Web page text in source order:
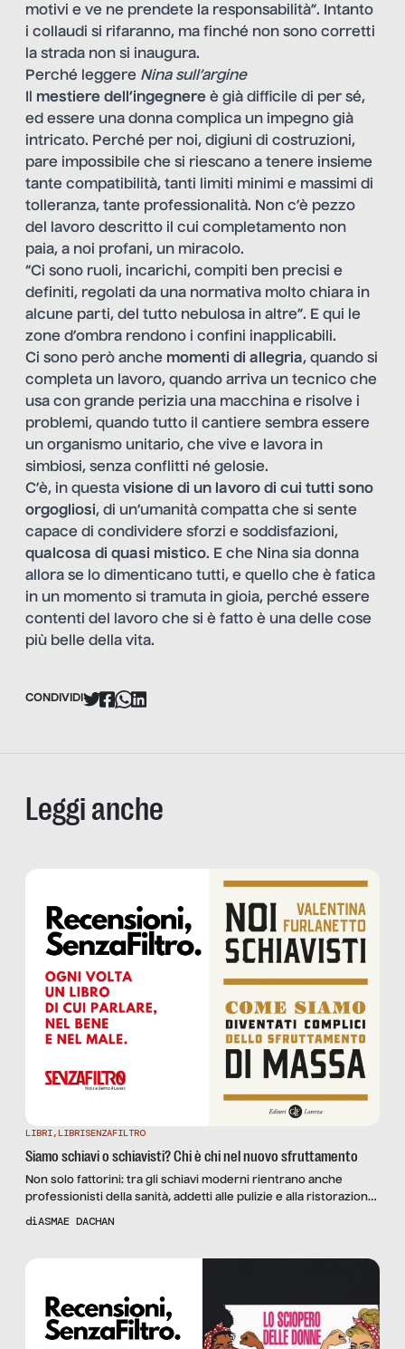
motivi e ve ne prendete la responsabilità”. Intanto
i collaudi si rifaranno, ma finché non sono corretti
la strada non si inaugura.
Perché leggere Nina sull’argine
mestiere dell’ingegnere è già difficile di per sé,
ed essere una donna complica un impegno già
intricato. Perché per noi, digiuni di costruzioni,
pare impossibile che si riescano a tenere insieme
tante compatibilità, tanti limiti minimi e massimi di
tolleranza, tante professionalità. Non c’è pezzo
del lavoro descritto il cui completamento non
paia, a noi profani, un miracolo.
“Ci sono ruoli, incarichi, compiti ben precisi e
definiti, regolati da una normativa molto chiara in
alcune parti, del tutto nebulosa in altre”. E qui le
zone d’ombra rendono i confini inapplicabili.
Ci sono però anche momenti di allegria, quando si
completa un lavoro, quando arriva un tecnico che
usa con grande perizia una macchina e risolve i
problemi, quando tutto il cantiere sembra essere
un organismo unitario, che vive e lavora in
simbiosi, senza conflitti né gelosie.
C’è, in questa visione di un lavoro di cui tutti sono
orgogliosi, di un’umanità compatta che si sente
capace di condividere sforzi e soddisfazioni,
qualcosa di quasi mistico. E che Nina sia donna
allora se lo dimenticano tutti, e quello che è fatica
in un momento si tramuta in gioia, perché essere
contenti del lavoro che si è fatto è una delle cose
più belle della vita.
CONDIVIDI
Leggi anche
LIBRI,LIBRISENZAFILTRO
Siamo schiavi o schiavisti? Chi è chi nel nuovo sfruttamento
Non solo fattorini: tra gli schiavi moderni rientrano anche
professionisti della sanità, addetti alle pulizie e alla ristorazione.
E la lista continua. Vediamo perché in “Noi schiavisti”, di
diASMAE DACHAN